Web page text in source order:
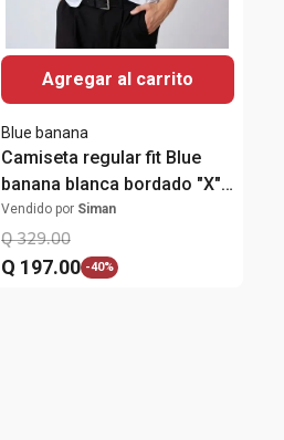
Agregar al carrito
Blue banana
Camiseta regular fit Blue
banana blanca bordado "X"
para hombre
Vendido por Siman
Q 329.00
Q 197.00 -40%